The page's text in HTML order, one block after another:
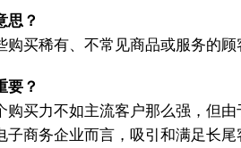
思？
购买稀有、不常见商品或服务的
要？
购买力不如主流客户那么强，但
子商务企业而言，吸引和满足长尾